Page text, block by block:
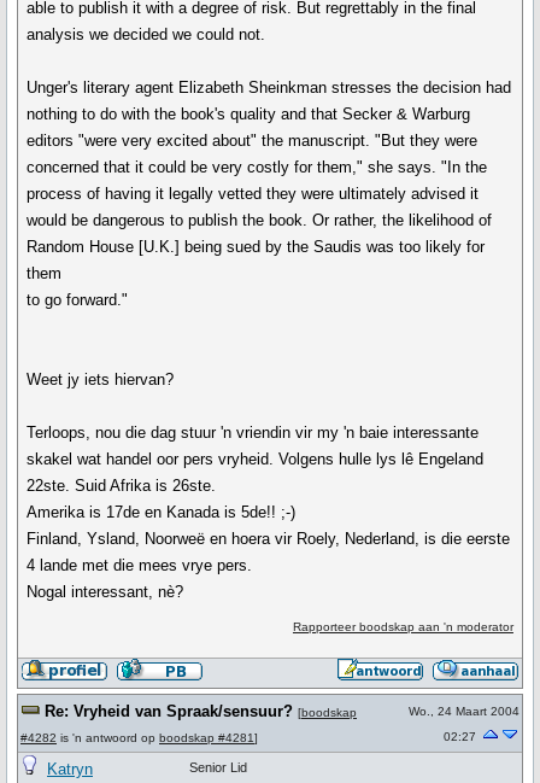
able to publish it with a degree of risk. But regrettably in the final
analysis we decided we could not.
Unger's literary agent Elizabeth Sheinkman stresses the decision had
nothing to do with the book's quality and that Secker & Warburg
editors "were very excited about" the manuscript. "But they were
concerned that it could be very costly for them," she says. "In the
process of having it legally vetted they were ultimately advised it
would be dangerous to publish the book. Or rather, the likelihood of
Random House [U.K.] being sued by the Saudis was too likely for
them
to go forward."
Weet jy iets hiervan?
Terloops, nou die dag stuur 'n vriendin vir my 'n baie interessante
skakel wat handel oor pers vryheid. Volgens hulle lys lê Engeland
22ste. Suid Afrika is 26ste.
Amerika is 17de en Kanada is 5de!! ;-)
Finland, Ysland, Noorweë en hoera vir Roely, Nederland, is die eerste
4 lande met die mees vrye pers.
Nogal interessant, nè?
Rapporteer boodskap aan 'n moderator
Re: Vryheid van Spraak/sensuur? [boodskap
#4282 is 'n antwoord op boodskap #4281]
Wo., 24 Maart 2004
02:27
Katryn Senior Lid